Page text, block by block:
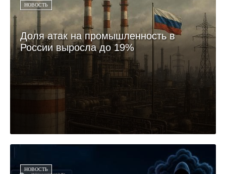
НОВОСТЬ
Доля атак на промышленность в
России выросла до 19%
НОВОСТЬ